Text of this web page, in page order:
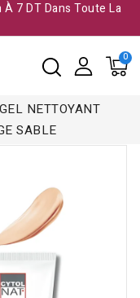
7 DT Dans Toute La
NETTOYANT
SABLE